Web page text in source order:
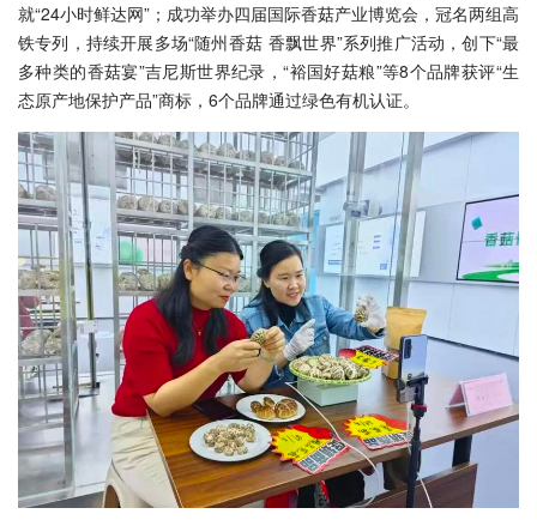
就“24小时鲜达网”；成功举办四届国际香菇产业博览会，冠名两组高
铁专列，持续开展多场“随州香菇 香飘世界”系列推广活动，创下“最
多种类的香菇宴”吉尼斯世界纪录，“裕国好菇粮”等8个品牌获评“生
态原产地保护产品”商标，6个品牌通过绿色有机认证。